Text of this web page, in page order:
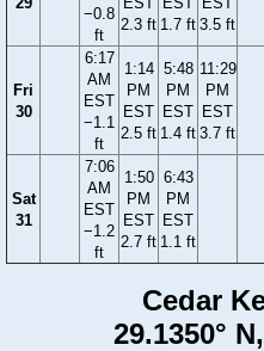
−0.8
ft
2.3 ft 1.7 ft 3.5 ft
Fri
30
6:17
AM
EST
−1.1
ft
1:14
PM
EST
2.5 ft
5:48
PM
EST
1.4 ft
11:29
PM
EST
3.7 ft
Sat
31
7:06
AM
EST
−1.2
ft
1:50
PM
EST
2.7 ft
6:43
PM
EST
1.1 ft
Cedar
29.1350°